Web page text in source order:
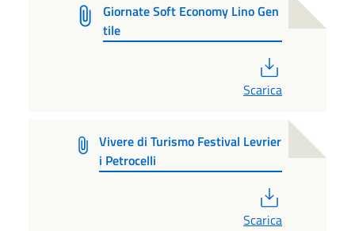
Giornate Soft Economy Lino Gen
tile
Scarica
Vivere di Turismo Festival Levrier
i Petrocelli
Scarica